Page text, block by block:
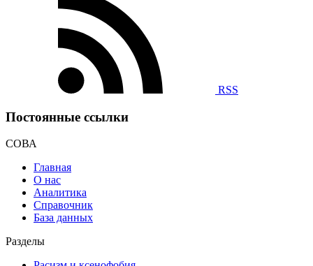
RSS
Постоянные ссылки
СОВА
Главная
О нас
Аналитика
Справочник
База данных
Разделы